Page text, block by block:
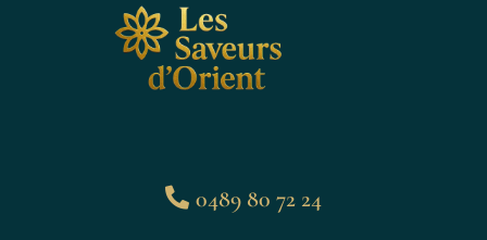
0489 80 72 24